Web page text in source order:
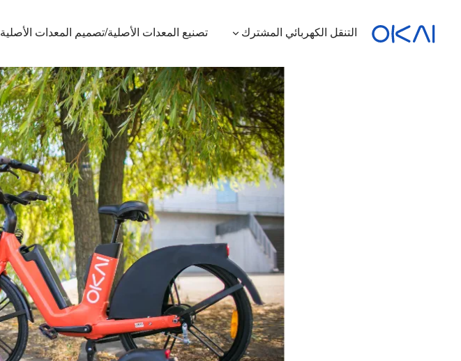
التنقل الكهربائي المشترك تصنيع المعدات الأصلية/تصميم المعدات الأصلية
ES400AV2